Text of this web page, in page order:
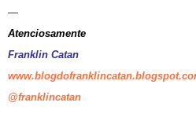
—
Atenciosamente
Franklin Catan
@franklincatan